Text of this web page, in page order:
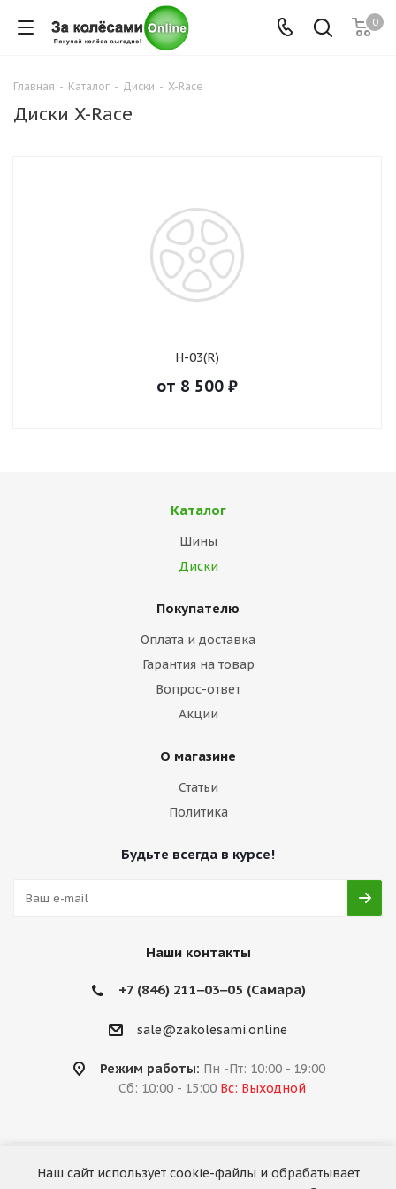
0
Главная - Каталог - Диски - X-Race
Диски X-Race
H-03(R)
от 8 500 ₽
Каталог
Шины
Диски
Покупателю
Оплата и доставка
Гарантия на товар
Вопрос-ответ
Акции
О магазине
Статьи
Политика
Будьте всегда в курсе!
Наши контакты
+7 (846) 211‒03‒05 (Самара)
sale@zakolesami.online
Режим работы: Пн -Пт: 10:00 - 19:00
Сб: 10:00 - 15:00 Вс: Выходной
2026 © «За колёсами.Online»
Наш сайт использует cookie-файлы и обрабатывает